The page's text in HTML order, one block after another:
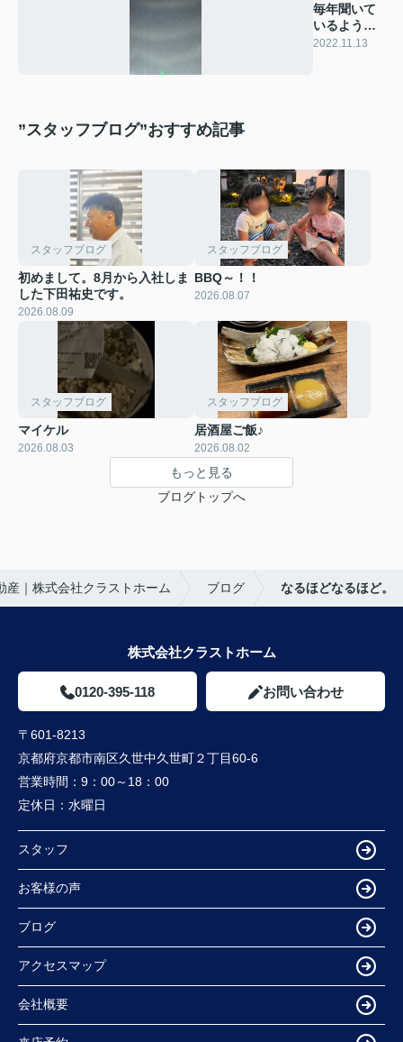
毎年聞いて
いるよう
な・・・
2022.11.13
”スタッフブログ”おすすめ記事
スタッフブログ
初めまして。8月から入社しま
した下田祐史です。
2026.08.09
スタッフブログ
BBQ～！！
2026.08.07
スタッフブログ
マイケル
2026.08.03
スタッフブログ
居酒屋ご飯♪
2026.08.02
もっと見る
ブログトップへ
産｜株式会社クラストホーム ブログ なるほどなるほど。
株式会社クラストホーム
0120-395-118 お問い合わせ
〒601-8213
京都府京都市南区久世中久世町２丁目60-6
営業時間： 9：00～18：00
定休日： 水曜日
スタッフ
お客様の声
ブログ
アクセスマップ
会社概要